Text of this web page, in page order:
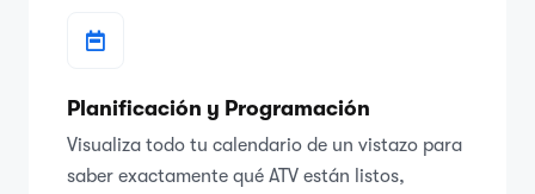
Planificación y Programación
Visualiza todo tu calendario de un vistazo para
saber exactamente qué ATV están listos,